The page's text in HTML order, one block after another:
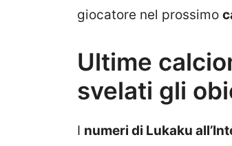
giocatore nel prossimo
Ultime
svelati gli
I numeri di Lukaku